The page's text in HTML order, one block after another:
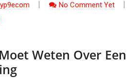
No Comment Yet
Weten Over Een